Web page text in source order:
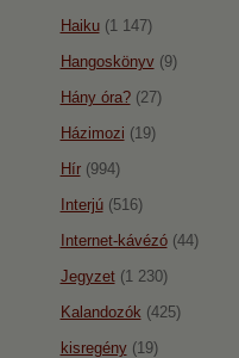
Haiku(1 147)
Hangoskönyv(9)
Hány óra?(27)
Házimozi (19)
Hír(994)
Interjú(516)
Internet-kávézó(44)
Jegyzet(1 230)
Kalandozók (425)
kisregény(19)